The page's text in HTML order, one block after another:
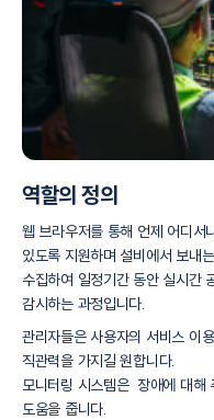
역할의 정의
웹 브라우저를 통해 언제 어디서
있도록 지원하며 설비에서 보내
수집하여 일정기간 동안 실시간
감시하는 과정입니다.
관리자들은 사용자의 서비스 이
직관력을 가지길 원합니다.
모니터링 시스템은 장애에 대해
도움을 줍니다.